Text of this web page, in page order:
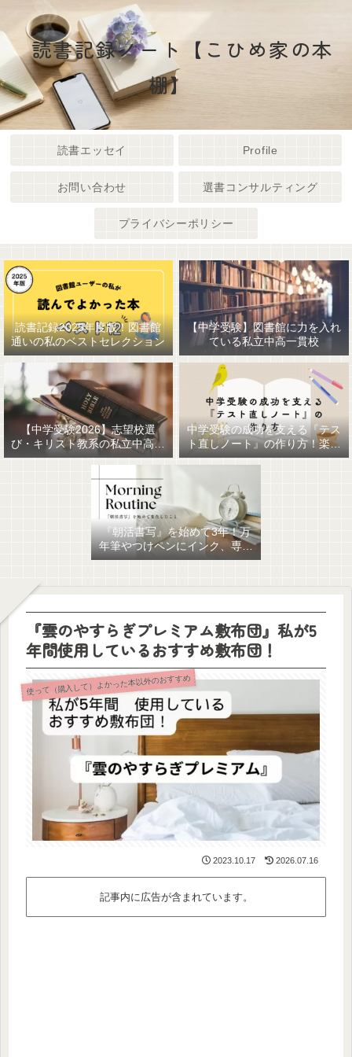
読書記録ノート【こひめ家の本
棚】
読書エッセイ Profile
お問い合わせ 選書コンサルティング
プライバシーポリシー
読書記録2025年度版！図書館
通いの私のベストセレクション
【中学受験】図書館に力を入れ
ている私立中高一貫校
【中学受験2026】志望校選
び・キリスト教系の私立中高一
貫女子校を調べてみました
中学受験の成功を支える『テス
ト直しノート』の作り方！楽に
作るための最強おすすめ文房具
『朝活書写』を始めて3年！万
年筆やつけペンにインク、専用
ノート、毎日が充実していま
『雲のやすらぎプレミアム敷布団』私が5
年間使用しているおすすめ敷布団！
使って（購入して）よかった本以外のおすすめ
2023.10.17 2026.07.16
記事内に広告が含まれています。